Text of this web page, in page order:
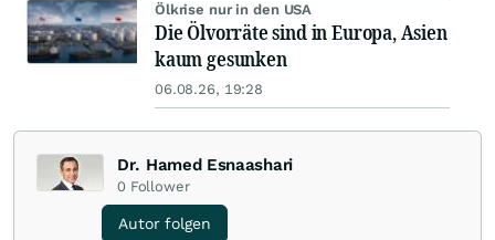
Ölkrise nur in den USA
Die Ölvorräte sind in Europa, Asien
kaum gesunken
06.08.26, 19:28
Dr. Hamed Esnaashari
0 Follower
Autor folgen